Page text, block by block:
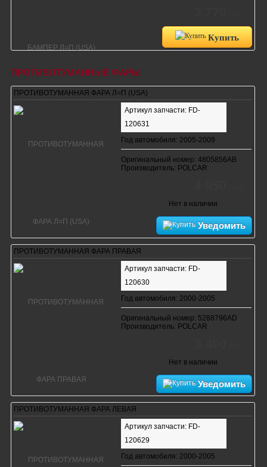
Купить
ПРОТИВОТУМАННЫЕ ФАРЫ
ПРОТИВОТУМАННАЯ ФАРА Л=П (USA)
Артикул запчасти: FD-
120631
Год автомобиля: 2005-2009
Оригинальный номер: 4805856AB
Производитель: POLCAR
Нет в наличии
Уведомить
ПРОТИВОТУМАННАЯ ФАРА ПРАВАЯ
Артикул запчасти: FD-
120630
Год автомобиля: 2000-2005
Оригинальный номер: 5288796AD
Производитель: POLCAR
Нет в наличии
Уведомить
ПРОТИВОТУМАННАЯ ФАРА ЛЕВАЯ
Артикул запчасти: FD-
120629
Год автомобиля: 2000-2005